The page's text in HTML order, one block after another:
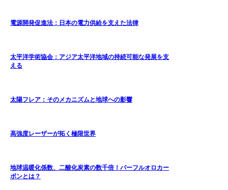
電源開発促進法：日本の電力供給を支えた法律
太平洋学術協会：アジア太平洋地域の持続可能な発展を支
える
太陽フレア：そのメカニズムと地球への影響
高強度レーザーが拓く極限世界
地球温暖化係数、二酸化炭素の数千倍！パーフルオロカー
ボンとは？